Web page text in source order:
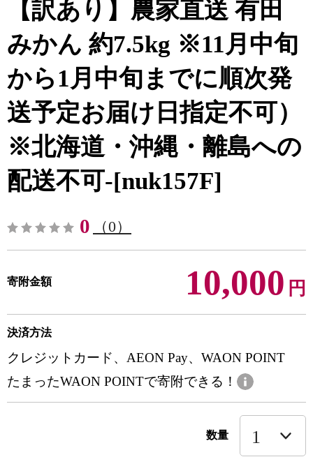
【訳あり】農家直送 有田
みかん 約7.5kg ※11月中旬
から1月中旬までに順次発
送予定お届け日指定不可）
※北海道・沖縄・離島への
配送不可-[nuk157F]
0 （0）
寄附金額 10,000 円
決済方法
クレジットカード、AEON Pay、WAON POINT
たまったWAON POINTで寄附できる！
数量